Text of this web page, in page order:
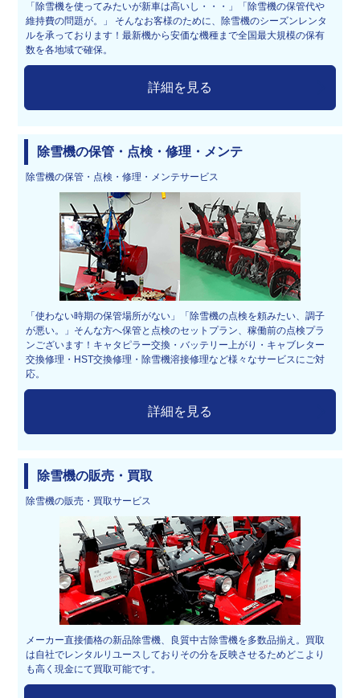
「除雪機を使ってみたいが新車は高いし・・・」「除雪機の保管代や
維持費の問題が。」 そんなお客様のために、除雪機のシーズンレンタ
ルを承っております！最新機から安価な機種まで全国最大規模の保有
数を各地域で確保。
詳細を見る
除雪機の保管・点検・修理・メンテ
除雪機の保管・点検・修理・メンテサービス
「使わない時期の保管場所がない」「除雪機の点検を頼みたい、調子
が悪い。」そんな方へ保管と点検のセットプラン、稼働前の点検プラ
ンございます！キャタピラー交換・バッテリー上がり・キャブレター
交換修理・HST交換修理・除雪機溶接修理など様々なサービスにご対
応。
詳細を見る
除雪機の販売・買取
除雪機の販売・買取サービス
メーカー直接価格の新品除雪機、良質中古除雪機を多数品揃え。買取
は自社でレンタルリユースしておりその分を反映させるためどこより
も高く現金にて買取可能です。